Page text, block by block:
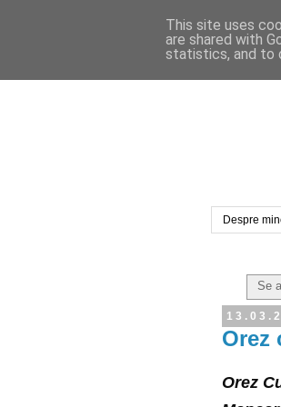
Despre
Se
Orez
Orez
This site uses
are shared with
statistics, and to